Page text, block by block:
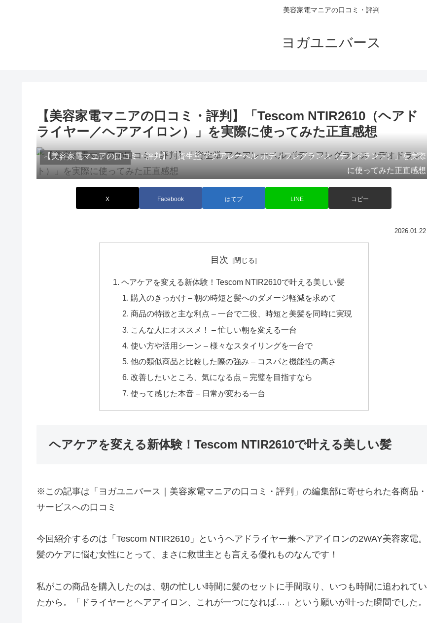
美容家電マニアの口コミ・評判
ヨガユニバース
【美容家電マニアの口コミ・評判】「Tescom NTIR2610（ヘアド
ライヤー／ヘアアイロン）」を実際に使ってみた正直感想
ヘアドライヤーのレビュー
【美容家電マニアの口コミ・評判】「資生堂 アクアレーベル ボディフレグランス（デオドラント）」を実際
に使ってみた正直感想
X Facebook はてブ LINE コピー
2026.01.22
目次
ヘアケアを変える新体験！Tescom NTIR2610で叶える美しい髪
購入のきっかけ – 朝の時短と髪へのダメージ軽減を求めて
商品の特徴と主な利点 – 一台で二役、時短と美髪を同時に実現
こんな人にオススメ！ – 忙しい朝を変える一台
使い方や活用シーン – 様々なスタイリングを一台で
他の類似商品と比較した際の強み – コスパと機能性の高さ
改善したいところ、気になる点 – 完璧を目指すなら
使って感じた本音 – 日常が変わる一台
ヘアケアを変える新体験！Tescom NTIR2610で叶える美しい髪
※この記事は「ヨガユニバース｜美容家電マニアの口コミ・評判」の編集部に寄せられた各商品・
サービスへの口コミ
今回紹介するのは「Tescom NTIR2610」というヘアドライヤー兼ヘアアイロンの2WAY美容家電。
髪のケアに悩む女性にとって、まさに救世主とも言える優れものなんです！
私がこの商品を購入したのは、朝の忙しい時間に髪のセットに手間取り、いつも時間に追われてい
たから。「ドライヤーとヘアアイロン、これが一つになれば…」という願いが叶った瞬間でした。